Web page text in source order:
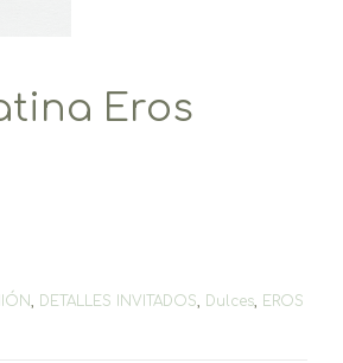
Eros
DETALLES INVITADOS Dulces EROS